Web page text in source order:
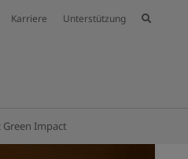
Karriere Unterstützung
Green Impact